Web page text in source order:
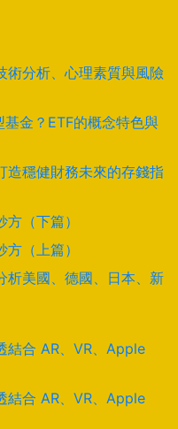
術分析、心理素質與風險
金？ETF的概念特色與
造穩健財務未來的存錢指
（下篇）
（上篇）
析美國、德國、日本、新
結合 AR、VR、Apple
結合 AR、VR、Apple